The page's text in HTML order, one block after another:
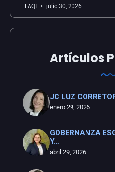
LAQI julio 30, 2026
Artículos
JC LUZ
enero 29, 2026
GOBERNANZA
Y…
abril 29, 2026